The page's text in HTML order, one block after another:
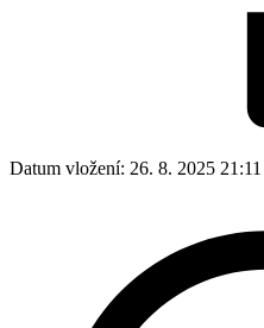
Datum vložení: 26. 8. 2025 21:11